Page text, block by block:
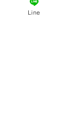
Line